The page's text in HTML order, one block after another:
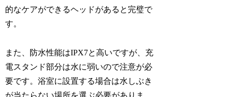
的なケアができるヘッドがあると完璧で
す。
また、防水性能はIPX7と高いですが、充
電スタンド部分は水に弱いので注意が必
要です。浴室に設置する場合は水しぶき
が当たらない場所を選ぶ必要がありま